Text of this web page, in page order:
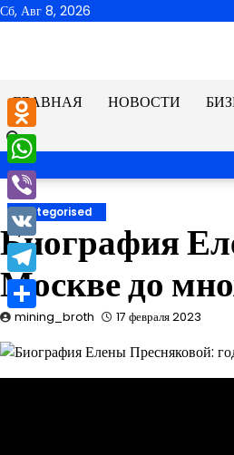
Перейти
Сб, Авг 8, 2026
ГЛАВНАЯ
НОВОСТИ
Uncategorised
Биография
Москве до
mining_broth 17 февраля 2023
Odnoklassniki
WhatsApp
Viber
VK
Telegram
Отправить